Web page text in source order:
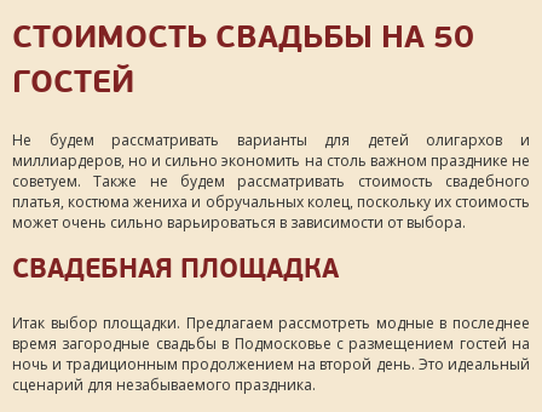
СТОИМОСТЬ СВАДЬБЫ НА 50
ГОСТЕЙ
Не будем рассматривать варианты для детей олигархов и
миллиардеров, но и сильно экономить на столь важном празднике не
советуем. Также не будем рассматривать стоимость свадебного
платья, костюма жениха и обручальных колец, поскольку их стоимость
может очень сильно варьироваться в зависимости от выбора.
СВАДЕБНАЯ ПЛОЩАДКА
Итак выбор площадки. Предлагаем рассмотреть модные в последнее
время загородные свадьбы в Подмосковье с размещением гостей на
ночь и традиционным продолжением на второй день. Это идеальный
сценарий для незабываемого праздника.